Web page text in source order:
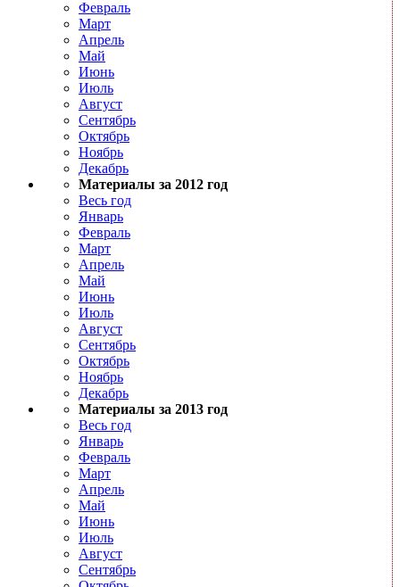
Февраль
Март
Апрель
Май
Июнь
Июль
Август
Сентябрь
Октябрь
Ноябрь
Декабрь
Материалы за 2012 год
Весь год
Январь
Февраль
Март
Апрель
Май
Июнь
Июль
Август
Сентябрь
Октябрь
Ноябрь
Декабрь
Материалы за 2013 год
Весь год
Январь
Февраль
Март
Апрель
Май
Июнь
Июль
Август
Сентябрь